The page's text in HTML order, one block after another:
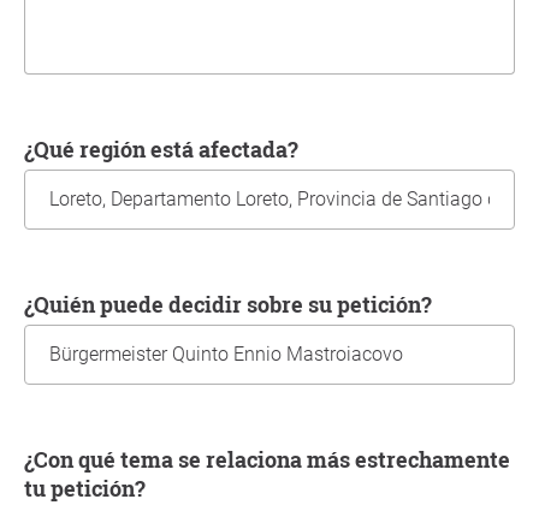
¿Qué región está afectada?
¿Quién puede decidir sobre su petición?
¿Con qué tema se relaciona más estrechamente
tu petición?